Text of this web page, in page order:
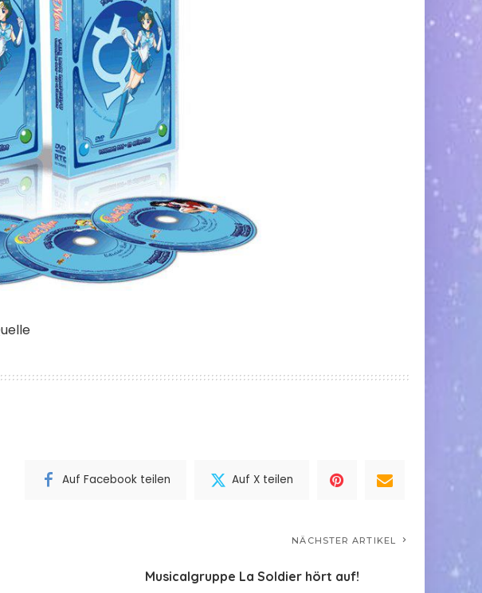
Auf Facebook teilen Auf X teilen
NÄCHSTER ARTIKEL
Musicalgruppe La Soldier hört auf!